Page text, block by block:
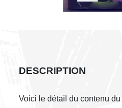
DESCRIPTION
Voici le détail du contenu